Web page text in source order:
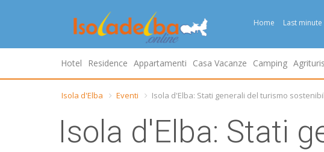
Home Last minute
Hotel Residence Appartamenti Casa Vacanze Camping
Isola d'Elba Eventi Isola d'Elba: Stati generali del turismo
Isola d'Elba: Stati